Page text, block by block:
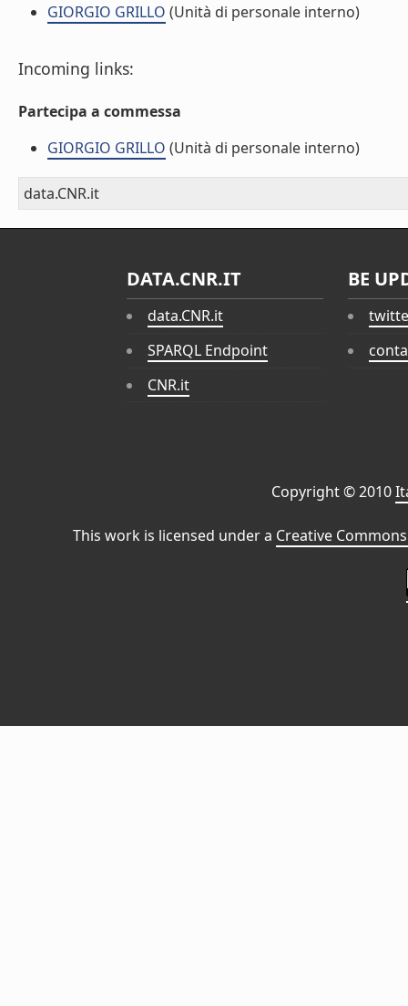
GIORGIO GRILLO (Unità di personale interno)
Incoming links:
Partecipa a commessa
GIORGIO GRILLO (Unità di personale interno)
data.CNR.it
DATA.CNR.IT
data.CNR.it
SPARQL Endpoint
CNR.it
BE
Copyright © 2010
This work is licensed under a Creative